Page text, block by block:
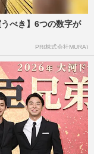
べき】6つの数字が
PR(株式会社MURA)